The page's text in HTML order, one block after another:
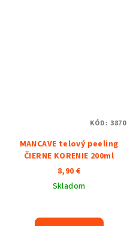
MANCAVE telový peeling
ČIERNE KORENIE 200ml
8,90 €
Skladom
KÓD: 3870